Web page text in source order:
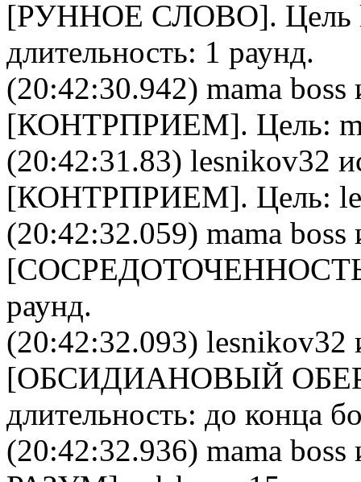
[РУННОЕ СЛОВО]. Цель
длительность: 1 раунд.
(20:42:30.942) mama boss
[КОНТРПРИЕМ]. Цель:
(20:42:31.83) lesnikov32
[КОНТРПРИЕМ]. Цель:
(20:42:32.059) mama boss
[
раунд.
(20:42:32.093) lesnikov32
[ОБСИДИАНОВЫЙ
длительность: до конца
(20:42:32.936) mama boss